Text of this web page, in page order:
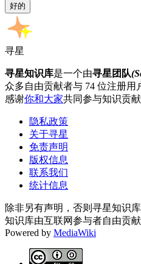
好的
寻星
寻星知识库是一个由寻星团队
众多自由贡献者与 74 位注册用
感谢你和大家共同参与知识贡献
隐私政策
关于寻星
免责声明
版权信息
联系我们
统计信息
除非另有声明，否则寻星知识
知识库由互联网参与者自由贡
Powered by MediaWiki